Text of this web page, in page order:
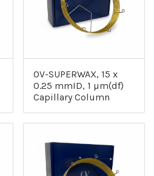
OV-SUPERWAX, 15 x
0.25 mmID, 1 µm(df)
Capillary Column